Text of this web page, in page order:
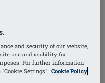
gesprek te
specialist en advies te
and security of our website,
use and usability for
For further information
Settings". Cookie Policy